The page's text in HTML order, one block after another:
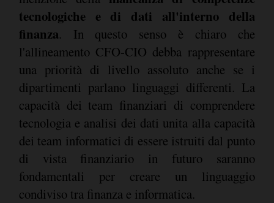
tecnologiche e di dati all'interno della
finanza. In questo senso è chiaro che
l'allineamento CFO-CIO debba rappresentare
una priorità di livello assoluto anche se i
dipartimenti parlano linguaggi differenti. La
capacità dei team finanziari di comprendere
tecnologia e analisi dei dati unita alla capacità
dei team informatici di essere istruiti dal punto
di vista finanziario in futuro saranno
fondamentali per creare un linguaggio
condiviso tra finanza e informatica.